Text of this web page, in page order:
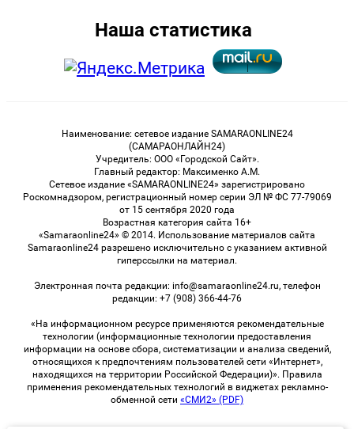
Наша статистика
Наименование: сетевое издание SAMARAONLINE24
(САМАРАОНЛАЙН24)
Учредитель: ООО «Городской Сайт».
Главный редактор: Максименко А.М.
Сетевое издание «SAMARAONLINE24» зарегистрировано
Роскомнадзором, регистрационный номер серии ЭЛ № ФС 77-79069
от 15 сентября 2020 года
Возрастная категория сайта 16+
«Samaraonline24» © 2014. Использование материалов сайта
Samaraonline24 разрешено исключительно с указанием активной
гиперссылки на материал.
Электронная почта редакции: info@samaraonline24.ru, телефон
редакции: +7 (908) 366-44-76
«На информационном ресурсе применяются рекомендательные
технологии (информационные технологии предоставления
информации на основе сбора, систематизации и анализа сведений,
относящихся к предпочтениям пользователей сети «Интернет»,
находящихся на территории Российской Федерации)». Правила
применения рекомендательных технологий в виджетах рекламно-
обменной сети «СМИ2» (PDF)